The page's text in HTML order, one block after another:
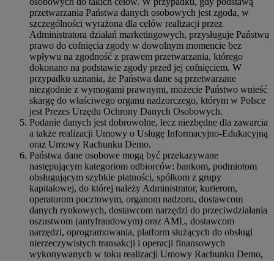
przetwarzania Państwa danych osobowych jest zgoda, w
szczególności wyrażona dla celów realizacji przez
Administratora działań marketingowych, przysługuje Państwu
prawo do cofnięcia zgody w dowolnym momencie bez
wpływu na zgodność z prawem przetwarzania, którego
dokonano na podstawie zgody przed jej cofnięciem. W
przypadku uznania, że Państwa dane są przetwarzane
niezgodnie z wymogami prawnymi, możecie Państwo wnieść
skargę do właściwego organu nadzorczego, którym w Polsce
jest Prezes Urzędu Ochrony Danych Osobowych.
Podanie danych jest dobrowolne, lecz niezbędne dla zawarcia
a także realizacji Umowy o Usługę Informacyjno-Edukacyjną
oraz Umowy Rachunku Demo.
Państwa dane osobowe mogą być przekazywane
następującym kategoriom odbiorców: bankom, podmiotom
obsługującym szybkie płatności, spółkom z grupy
kapitałowej, do której należy Administrator, kurierom,
operatorom pocztowym, organom nadzoru, dostawcom
danych rynkowych, dostawcom narzędzi do przeciwdziałania
oszustwom (antyfraudowym) oraz AML, dostawcom
narzędzi, oprogramowania, platform służących do obsługi
nierzeczywistych transakcji i operacji finansowych
wykonywanych w toku realizacji Umowy Rachunku Demo,